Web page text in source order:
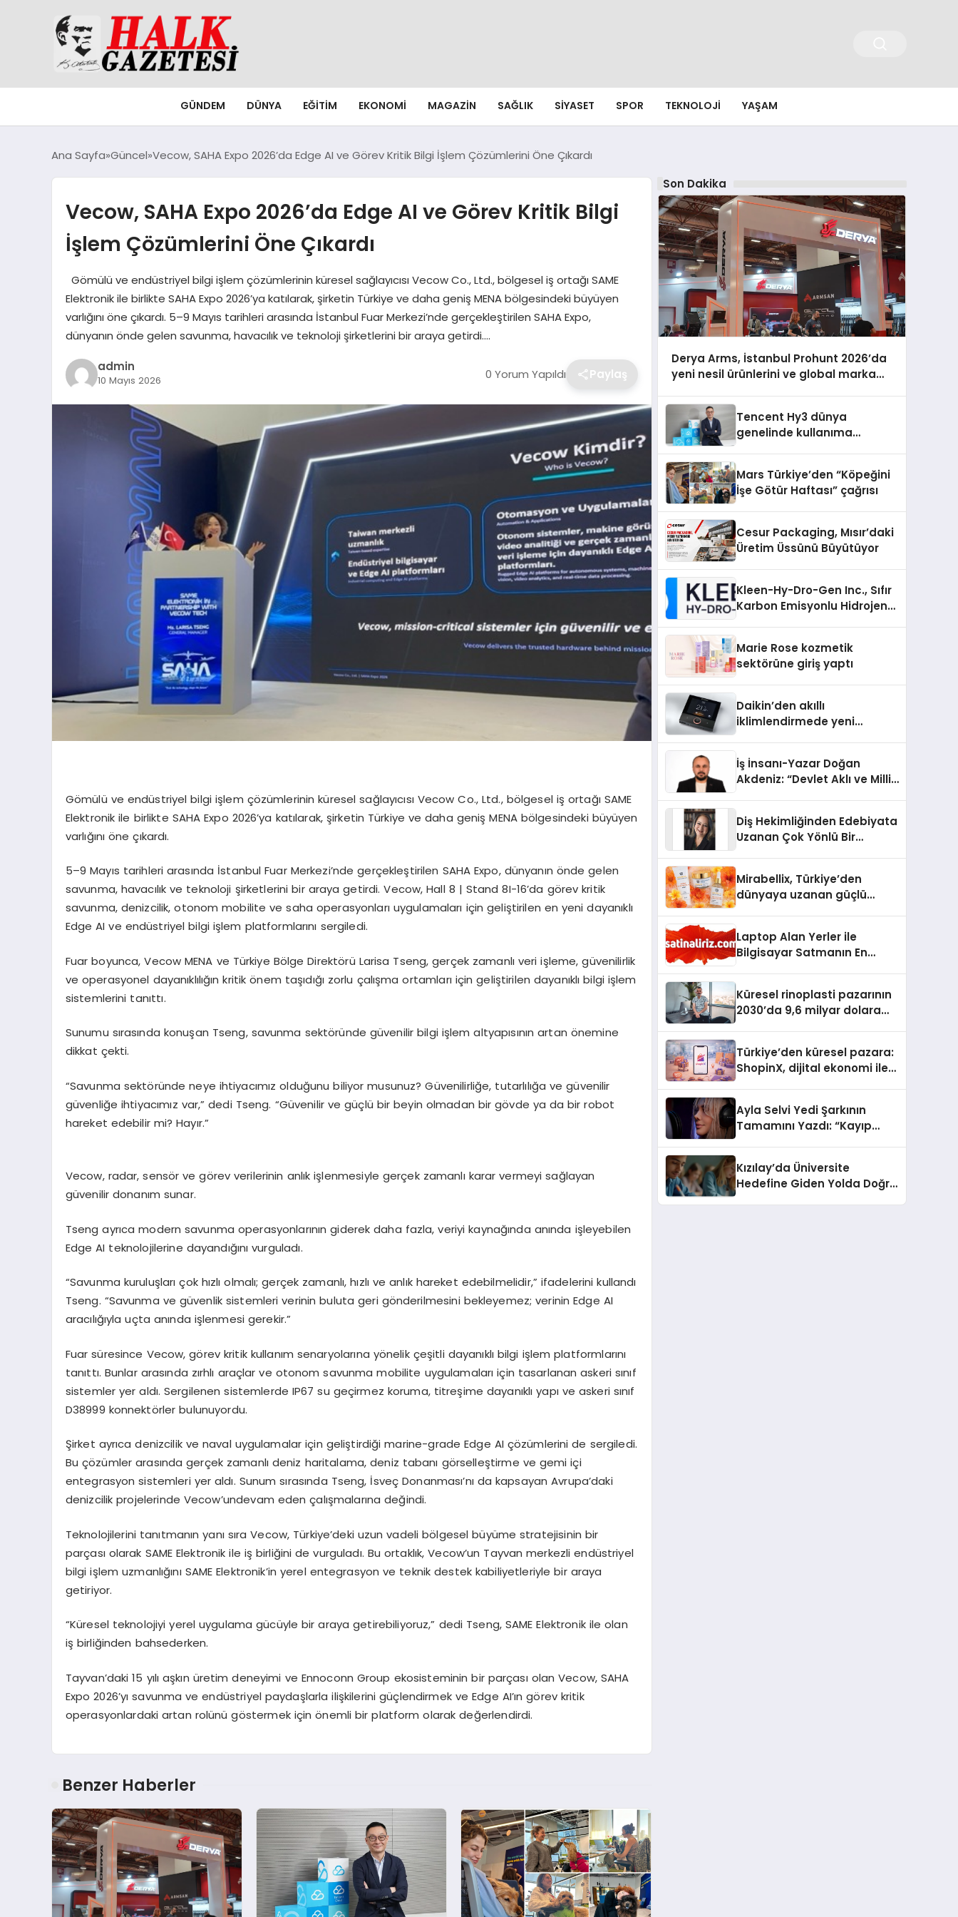
GÜNDEM DÜNYA EĞITIM EKONOMI MAGAZIN SAĞLIK SIYASET SPOR TEKNOLOJI YAŞAM
Ana Sayfa Güncel Vecow, SAHA Expo 2026’da Edge AI ve Görev Kritik Bilgi İşlem Çözümlerini Öne Çıkardı
Vecow, SAHA Expo 2026’da Edge AI ve Görev Kritik Bilgi
İşlem Çözümlerini Öne Çıkardı
Gömülü ve endüstriyel bilgi işlem çözümlerinin küresel sağlayıcısı Vecow Co., Ltd., bölgesel iş ortağı SAME
Elektronik ile birlikte SAHA Expo 2026’ya katılarak, şirketin Türkiye ve daha geniş MENA bölgesindeki büyüyen
varlığını öne çıkardı. 5–9 Mayıs tarihleri arasında İstanbul Fuar Merkezi’nde gerçekleştirilen SAHA Expo,
dünyanın önde gelen savunma, havacılık ve teknoloji şirketlerini bir araya getirdi….
admin
10 Mayıs 2026 0 Yorum Yapıldı Paylaş
Gömülü ve endüstriyel bilgi işlem çözümlerinin küresel sağlayıcısı Vecow Co., Ltd., bölgesel iş ortağı SAME
Elektronik ile birlikte SAHA Expo 2026’ya katılarak, şirketin Türkiye ve daha geniş MENA bölgesindeki büyüyen
varlığını öne çıkardı.
5–9 Mayıs tarihleri arasında İstanbul Fuar Merkezi’nde gerçekleştirilen SAHA Expo, dünyanın önde gelen
savunma, havacılık ve teknoloji şirketlerini bir araya getirdi.Vecow,Hall 8 | Stand 8I-16’da görev kritik
savunma, denizcilik, otonom mobilite ve saha operasyonları uygulamaları için geliştirilen en yeni dayanıklı
Edge AI ve endüstriyel bilgi işlem platformlarını sergiledi.
Fuar boyunca,Vecow MENA ve Türkiye Bölge Direktörü Larisa Tseng, gerçek zamanlı veri işleme, güvenilirlik
ve operasyonel dayanıklılığın kritik önem taşıdığı zorlu çalışma ortamları için geliştirilen dayanıklı bilgi işlem
sistemlerini tanıttı.
Sunumu sırasında konuşan Tseng, savunma sektöründe güvenilir bilgi işlem altyapısının artan önemine
dikkat çekti.
“Savunma sektöründe neye ihtiyacımız olduğunu biliyor musunuz? Güvenilirliğe, tutarlılığa ve güvenilir
güvenliğe ihtiyacımız var,” dedi Tseng. “Güvenilir ve güçlü bir beyin olmadan bir gövde ya da bir robot
hareket edebilir mi? Hayır.”
Vecow, radar, sensör ve görev verilerinin anlık işlenmesiyle gerçek zamanlı karar vermeyi sağlayan
güvenilir donanım sunar.
Tseng ayrıca modern savunma operasyonlarının giderek daha fazla, veriyi kaynağında anında işleyebilen
Edge AI teknolojilerine dayandığını vurguladı.
“Savunma kuruluşları çok hızlı olmalı; gerçek zamanlı, hızlı ve anlık hareket edebilmelidir,” ifadelerini kullandı
Tseng. “Savunma ve güvenlik sistemleri verinin buluta geri gönderilmesini bekleyemez; verininEdge AI
aracılığıyla uçta anında işlenmesi gerekir.”
Fuar süresince Vecow, görev kritik kullanım senaryolarına yönelik çeşitli dayanıklı bilgi işlem platformlarını
tanıttı. Bunlar arasında zırhlı araçlar ve otonom savunma mobilite uygulamaları için tasarlanan askeri sınıf
sistemler yer aldı. Sergilenen sistemlerde IP67su geçirmez koruma, titreşime dayanıklı yapı ve askeri sınıf
D38999 konnektörler bulunuyordu.
Şirket ayrıca denizcilik ve naval uygulamalar için geliştirdiği marine-grade Edge AI çözümlerini de sergiledi.
Bu çözümler arasında gerçek zamanlı deniz haritalama, deniz tabanı görselleştirme ve gemi içi
entegrasyon sistemleri yer aldı. Sunum sırasında Tseng, İsveç Donanması’nı da kapsayan Avrupa’daki
denizcilik projelerinde Vecow’undevam eden çalışmalarına değindi.
Teknolojilerini tanıtmanın yanı sıraVecow, Türkiye’deki uzun vadeli bölgesel büyüme stratejisinin bir
parçası olarak SAME Elektronik ile iş birliğini de vurguladı. Bu ortaklık,Vecow’un Tayvan merkezli endüstriyel
bilgi işlem uzmanlığını SAME Elektronik’in yerel entegrasyon ve teknik destek kabiliyetleriyle bir araya
getiriyor.
“Küresel teknolojiyi yerel uygulama gücüyle bir araya getirebiliyoruz,” dedi Tseng, SAME Elektronik ile olan
iş birliğinden bahsederken.
Tayvan’daki 15 yılı aşkın üretim deneyimi ve Ennoconn Group ekosisteminin bir parçası olanVecow, SAHA
Expo 2026’yı savunma ve endüstriyel paydaşlarla ilişkilerini güçlendirmek veEdge AI’ın görev kritik
operasyonlardaki artan rolünü göstermek için önemli bir platform olarak değerlendirdi.
Benzer Haberler
Son Dakika
Derya Arms, İstanbul Prohunt 2026’da
yeni nesil ürünlerini ve global marka
Tencent Hy3 dünya
genelinde kullanıma
Mars Türkiye’den “Köpeğini
İşe Götür Haftası” çağrısı
Cesur Packaging, Mısır’daki
Üretim Üssünü Büyütüyor
Kleen-Hy-Dro-Gen Inc., Sıfır
Karbon Emisyonlu Hidrojen
Aldı
Marie Rose kozmetik
sektörüne giriş yaptı
Daikin’den akıllı
iklimlendirmede yeni
İş İnsanı-Yazar Doğan
Akdeniz: “Devlet Aklı ve Milli
Diş Hekimliğinden Edebiyata
Uzanan Çok Yönlü Bir
Mirabellix, Türkiye’den
dünyaya uzanan güçlü
Laptop Alan Yerler ile
Bilgisayar Satmanın En
Küresel rinoplasti pazarının
2030’da 9,6 milyar dolara
Türkiye’den küresel pazara:
ShopinX, dijital ekonomi ile
Ayla Selvi Yedi Şarkının
Tamamını Yazdı: “Kayıp
Kızılay’da Üniversite
Hedefine Giden Yolda Doğru